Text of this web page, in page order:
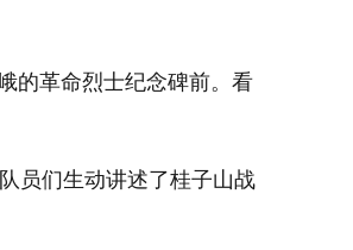
的革命烈士纪念碑前。看
员们生动讲述了桂子山战